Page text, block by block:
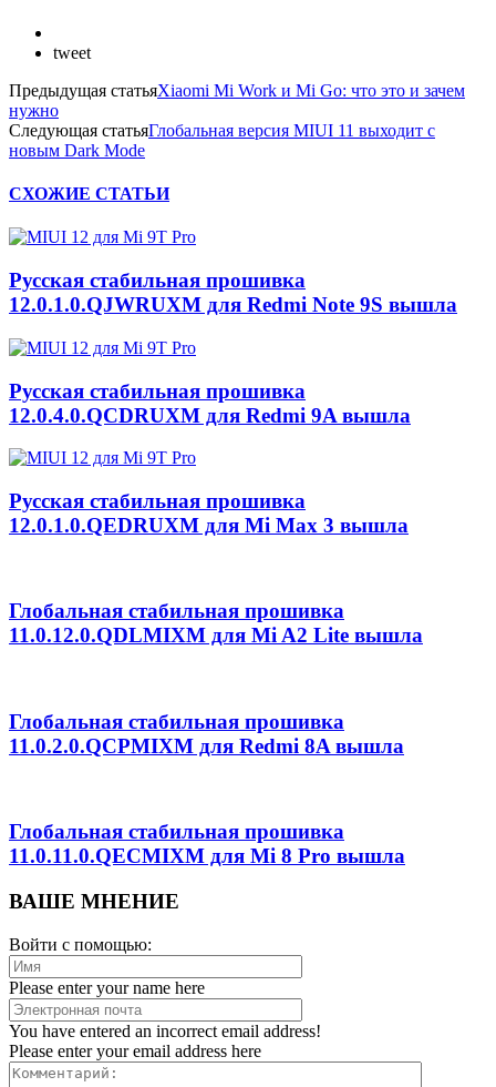
tweet
Предыдущая статьяXiaomi Mi Work и Mi Go: что это и зачем
нужно
Следующая статьяГлобальная версия MIUI 11 выходит с
новым Dark Mode
СХОЖИЕ СТАТЬИ
Русская стабильная прошивка
12.0.1.0.QJWRUXM для Redmi Note 9S вышла
Русская стабильная прошивка
12.0.4.0.QCDRUXM для Redmi 9A вышла
Русская стабильная прошивка
12.0.1.0.QEDRUXM для Mi Max 3 вышла
Глобальная стабильная прошивка
11.0.12.0.QDLMIXM для Mi A2 Lite вышла
Глобальная стабильная прошивка
11.0.2.0.QCPMIXM для Redmi 8A вышла
Глобальная стабильная прошивка
11.0.11.0.QECMIXM для Mi 8 Pro вышла
ВАШЕ МНЕНИЕ
Войти с помощью:
Please enter your name here
You have entered an incorrect email address!
Please enter your email address here